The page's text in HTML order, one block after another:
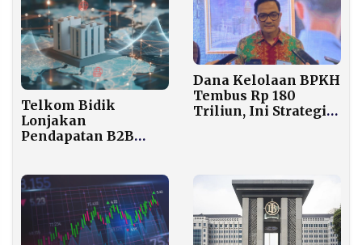
Telkom Bidik
Lonjakan
Pendapatan B2B
Terintegrasi
Dana Kelolaan BPKH
Tembus Rp 180
Triliun, Ini Strategi